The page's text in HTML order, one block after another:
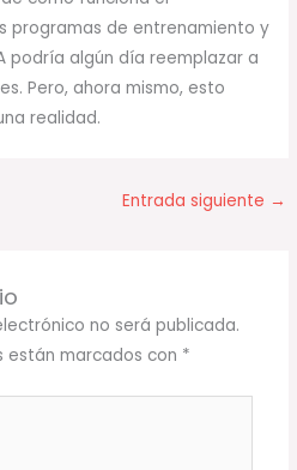
programas de entrenamiento y
podría algún día reemplazar a
Pero, ahora mismo, esto
realidad.
Entrada siguiente →
no será publicada.
están marcados con *